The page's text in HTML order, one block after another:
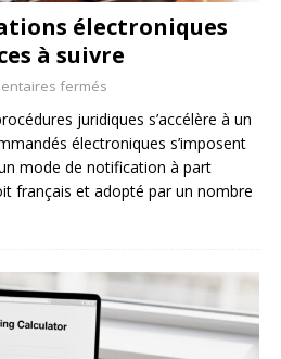
électroniques
à suivre
fermés
juridiques s’accélère à un
électroniques s’imposent
mode de notification à part
français et adopté par un nombre